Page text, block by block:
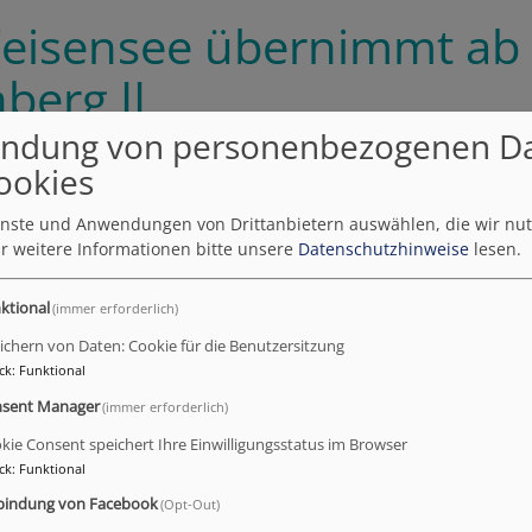
übernimmt
II
2026 übernimmt Pfarrerin Almut Weisensee die Pfarrstelle
tätig sein.
sind derzeit gemeinsam mit Nemmersdorf und
Pfarrei. In diesem Zusammenhang wird Pfarrerin Weisensee
und das kirchliche Leben in der Region weiterentwickelt.
Weisensee studierte Evangelische Theologie in Erlangen und
auf Pfarrstellen in Naila und Helmbrechts tätig. Seit 2009 wirkt
theologischen Dienst für Menschen mit Behinderung in
Seniora des hauptamtlichen Kapitels.
Manuél Ceglarek sagt: „Ich freue mich, dass Frau Weisensee ab
von personenbezogenen
und Anwendungen von Drittanbietern auswählen, die wir
weitere Informationen bitte unsere Datenschutzhinweise lesen.
(immer erforderlich)
von Daten: Cookie für die Benutzersitzung
: Funktional
Manager(immer erforderlich)
Consent speichert Ihre Einwilligungsstatus im Browser
: Funktional
von Facebook(Opt-Out)